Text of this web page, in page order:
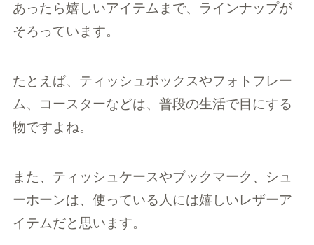
あったら嬉しいアイテムまで、ラインナップが
そろっています。
たとえば、ティッシュボックスやフォトフレー
ム、コースターなどは、普段の生活で目にする
物ですよね。
また、ティッシュケースやブックマーク、シュ
ーホーンは、使っている人には嬉しいレザーア
イテムだと思います。